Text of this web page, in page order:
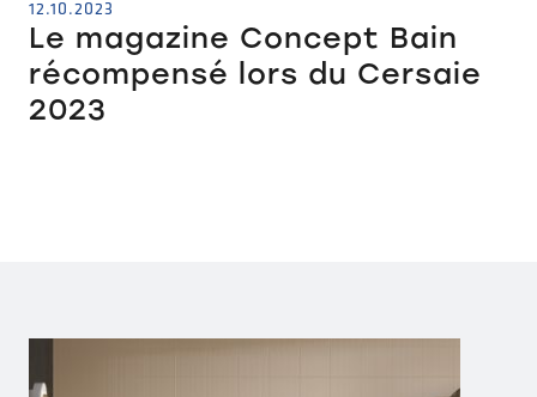
12.10.2023
Le magazine Concept Bain
récompensé lors du Cersaie
2023